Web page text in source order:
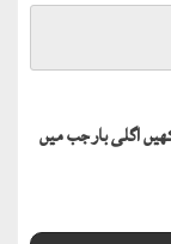
اگلی بار جب میں